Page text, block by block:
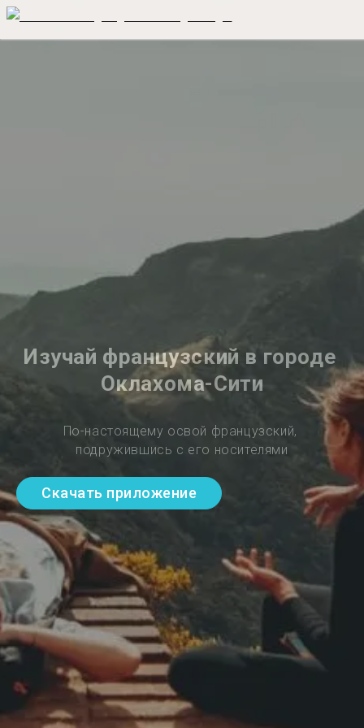
Изучай французский в городе
Оклахома-Сити
По-настоящему освой французский,
подружившись с его носителями
Скачать приложение